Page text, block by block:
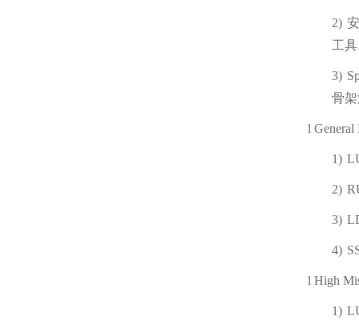
2)
工
3)
骨
l General
1)
2)
3)
4)
l High
1)